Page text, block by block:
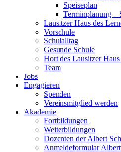
Speiseplan
Terminplanung –
Lausitzer Haus des
Vorschule
Schulalltag
Gesunde Schule
Hort des Lausitzer Haus
Team
Jobs
Engagieren
Spenden
Vereinsmitglied werden
Akademie
Fortbildungen
Weiterbildungen
Dozenten der Albert
Anmeldeformular